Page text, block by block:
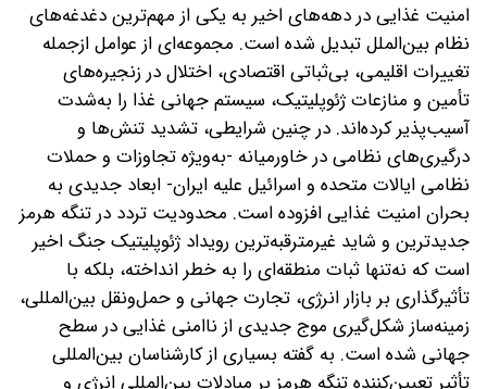
امنیت غذایی در دهه‌های اخیر به یکی از مهم‌ترین دغدغه‌های
نظام بین‌الملل تبدیل شده است. مجموعه‌ای از عوامل از‌جمله
تغییرات اقلیمی، بی‌ثباتی اقتصادی، اختلال در زنجیره‌های
تأمین و منازعات ژئوپلیتیک، سیستم جهانی غذا را به‌شدت
آسیب‌پذیر کرده‌اند. در چنین شرایطی، تشدید تنش‌ها و
درگیری‌های نظامی در خاورمیانه -به‌ویژه تجاوزات و حملات
نظامی ایالات متحده و اسرائیل علیه ایران- ابعاد جدیدی به
بحران امنیت غذایی افزوده است. محدودیت تردد در تنگه هرمز
جدیدترین و شاید غیر‌مترقبه‌ترین رویداد ژئوپلیتیک جنگ اخیر
است که نه‌تنها ثبات منطقه‌ای را به خطر انداخته، بلکه با
تأثیرگذاری بر بازار انرژی، تجارت جهانی و حمل‌ونقل بین‌المللی،
زمینه‌ساز شکل‌گیری موج جدیدی از ناامنی غذایی در سطح
جهانی شده است. به گفته بسیاری از کارشناسان بین‌المللی
تأثیر تعیین‌کننده تنگه هرمز بر مبادلات بین‌المللی انرژی و